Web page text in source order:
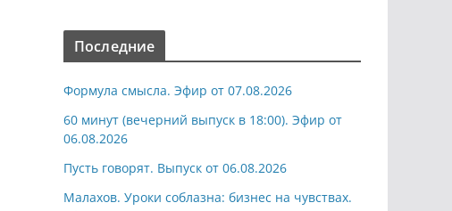
Последние
Формула смысла. Эфир от 07.08.2026
60 минут (вечерний выпуск в 18:00). Эфир от
06.08.2026
Пусть говорят. Выпуск от 06.08.2026
Малахов. Уроки соблазна: бизнес на чувствах.